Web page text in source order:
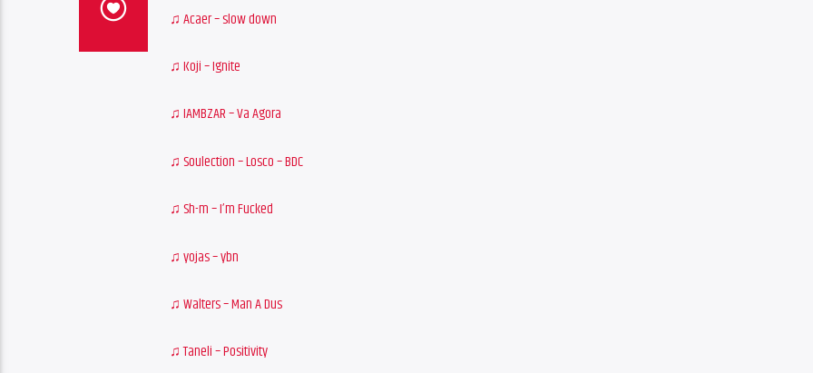
♫ Acaer – slow down
♫ Koji – Ignite
♫ IAMBZAR – Va Agora
♫ Soulection – Losco – BDC
♫ Sh-m – I’m Fucked
♫ yojas – ybn
♫ Walters – Man A Dus
♫ Taneli – Positivity